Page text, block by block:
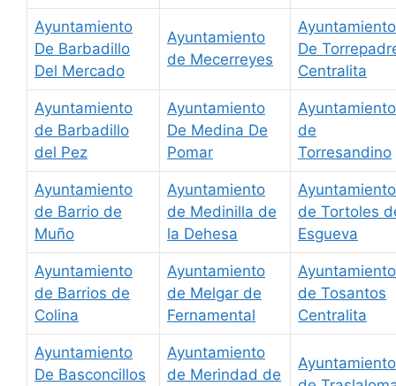
Ayuntamiento
De Barbadillo
Del Mercado
Ayuntamiento
de Mecerreyes
Ayuntamiento
De
Centralita
Ayuntamiento
de Barbadillo
del Pez
Ayuntamiento
De Medina De
Pomar
Ayuntamiento
de
Torresandino
Ayuntamiento
de Barrio de
Muño
Ayuntamiento
de Medinilla de
la Dehesa
Ayuntamiento
de Tortoles
Esgueva
Ayuntamiento
de Barrios de
Colina
Ayuntamiento
de Melgar de
Fernamental
Ayuntamiento
de Tosantos
Centralita
Ayuntamiento
De Basconcillos
Ayuntamiento
de Merindad de
Ayuntamiento